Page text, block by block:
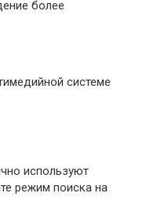
более
системе
используют
режим поиска на